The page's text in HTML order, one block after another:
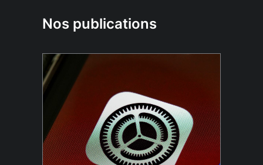
Nos publications